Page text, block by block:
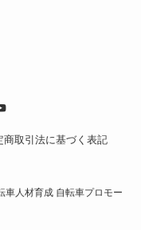
商取引法に基づく表記
人材育成 自転車プロモー